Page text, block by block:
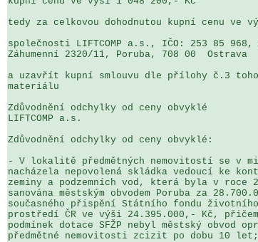
tedy za celkovou dohodnutou kupní cenu ve
společnosti LIFTCOMP a.s., IČO: 253 85
Záhumenní 2320/11, Poruba, 708 00  Ostrava
a uzavřít kupní smlouvu dle přílohy č.3
materiálu
Zdůvodnění odchylky od ceny obvyklé
LIFTCOMP a.s.
Zdůvodnění odchylky od ceny obvyklé:
- V lokalitě předmětných nemovitostí se v
nacházela nepovolená skládka vedoucí ke
zeminy a podzemních vod, která byla v roce
sanována městským obvodem Poruba za
současného přispění Státního fondu
prostředí ČR ve výši 24.395.000,- Kč,
podmínek dotace SFŽP nebyl městský obvod
předmětné nemovitosti zcizit po dobu 10 let;